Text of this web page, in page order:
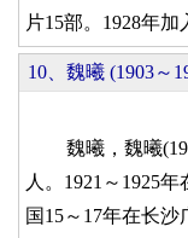
片15部。1928年
10、魏曦 (1903～
魏曦，魏曦
人。1921～1925
国15～17年在长